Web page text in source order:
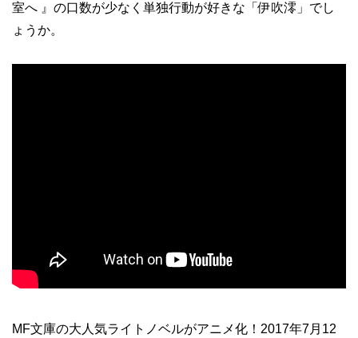
室へ 』の口数が少なく単独行動が好きな「伊吹澪」でし
ょうか。
MF文庫の大人気ライトノベルがアニメ化！2017年7月12